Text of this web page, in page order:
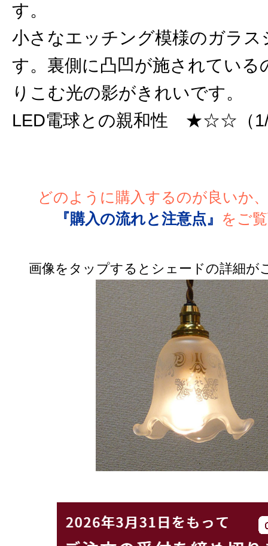
す。
小さなエッチング模様のガラス
す。裏側に凸凹が施されている
りこむ光の影がきれいです。
LED電球との親和性 ★☆☆（
どのように購入するのが良いか
『購入の流れと注意点』
をご
画像をタップするとシェードの詳細が